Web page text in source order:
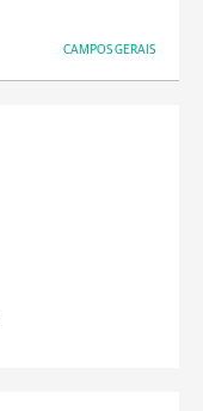
CAMPOS GERAIS